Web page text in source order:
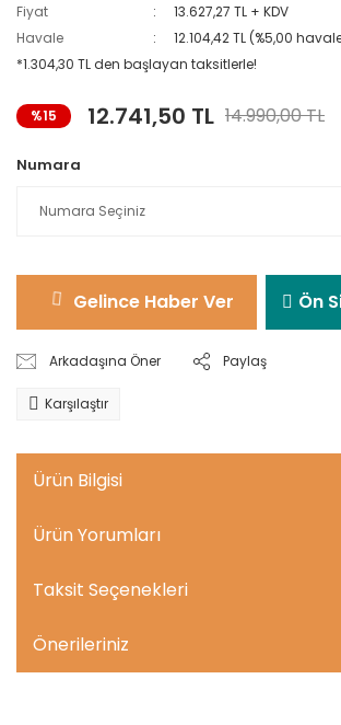
Fiyat
13.627,27 TL + KDV
Havale
12.104,42 TL (%5,00
*1.304,30 TL den başlayan taksitlerle!
%15 12.741,50 TL 14.990,00 TL
Numara
Gelince Haber Ver Ön
Arkadaşına Öner Paylaş
Karşılaştır
Ürün Bilgisi
Ürün Yorumları
Taksit Seçenekleri
Önerileriniz